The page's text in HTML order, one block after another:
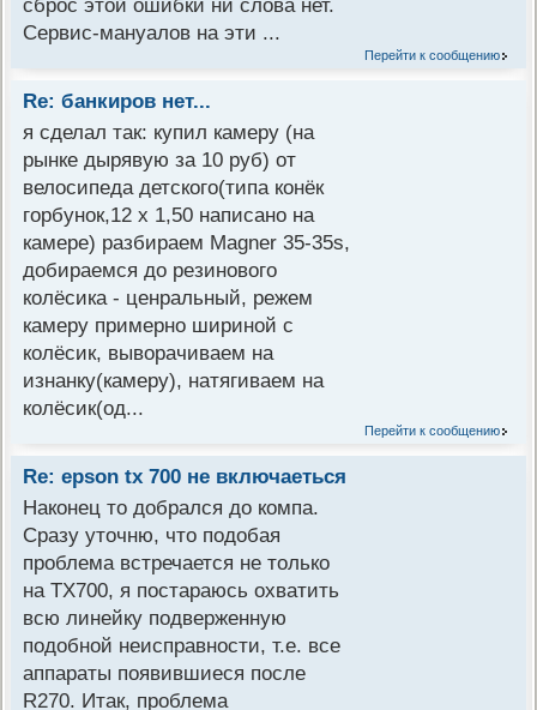
сброс этой ошибки ни слова нет.
Сервис-мануалов на эти ...
Перейти к сообщению
Re: банкиров нет...
я сделал так: купил камеру (на
рынке дырявую за 10 руб) от
велосипеда детского(типа конёк
горбунок,12 x 1,50 написано на
камере) разбираем Magner 35-35s,
добираемся до резинового
колёсика - ценральный, режем
камеру примерно шириной с
колёсик, выворачиваем на
изнанку(камеру), натягиваем на
колёсик(од...
Перейти к сообщению
Re: epson tx 700 не включаеться
Наконец то добрался до компа.
Сразу уточню, что подобая
проблема встречается не только
на TX700, я постараюсь охватить
всю линейку подверженную
подобной неисправности, т.е. все
аппараты появившиеся после
R270. Итак, проблема